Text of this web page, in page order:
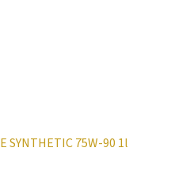
SYNTHETIC 75W-90 1l